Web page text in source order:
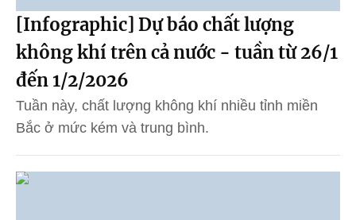
[Infographic] Dự báo chất lượng
không khí trên cả nước - tuần từ 26/1
đến 1/2/2026
Tuần này, chất lượng không khí nhiều tỉnh miền
Bắc ở mức kém và trung bình.